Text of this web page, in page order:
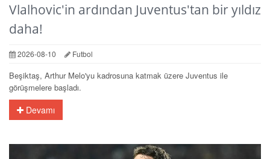
Vlalhovic'in ardından Juventus'tan bir yıldız
daha!
2026-08-10 Futbol
Beşiktaş, Arthur Melo'yu kadrosuna katmak üzere Juventus ile
görüşmelere başladı.
Devamı